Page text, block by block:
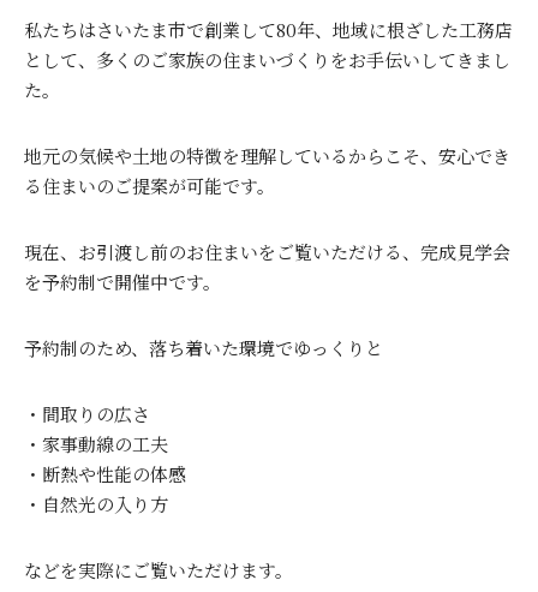
私たちはさいたま市で創業して80年、地域に根ざした工務店
として、多くのご家族の住まいづくりをお手伝いしてきまし
た。
地元の気候や土地の特徴を理解しているからこそ、安心でき
る住まいのご提案が可能です。
現在、お引渡し前のお住まいをご覧いただける、完成見学会
を予約制で開催中です。
予約制のため、落ち着いた環境でゆっくりと
・間取りの広さ
・家事動線の工夫
・断熱や性能の体感
・自然光の入り方
などを実際にご覧いただけます。